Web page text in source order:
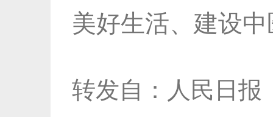
美好生活、建设
转发自：人民日报